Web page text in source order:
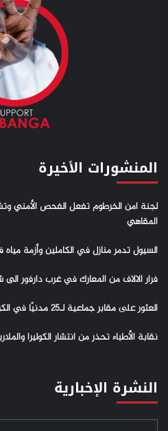
المنشورات الأخيرة
لجنة امن الخرطوم تفعل الفحص الأمني
المقاهي
السيول تدمر منازل في الكاملين وأزمة
فرار الالاف من المعارك في غرب دارفور
العثور على مقابر جماعية لـ25 مدنيًا في الكرمك
نقابة الأطباء تحذر من انتشار الكوليرا
النشرة الإخبارية